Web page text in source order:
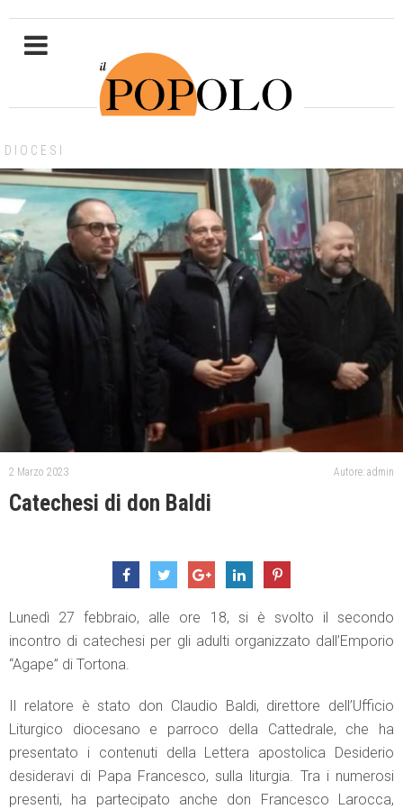
DIOCESI
2 Marzo 2023 Autore: admin
Catechesi di don Baldi
Lunedì 27 febbraio, alle ore 18, si è svolto il secondo
incontro di catechesi per gli adulti organizzato dall’Emporio
“Agape” di Tortona.
Il relatore è stato don Claudio Baldi, direttore dell’Ufficio
Liturgico diocesano e parroco della Cattedrale, che ha
presentato i contenuti della Lettera apostolica Desiderio
desideravi di Papa Francesco, sulla liturgia. Tra i numerosi
presenti, ha partecipato anche don Francesco Larocca,